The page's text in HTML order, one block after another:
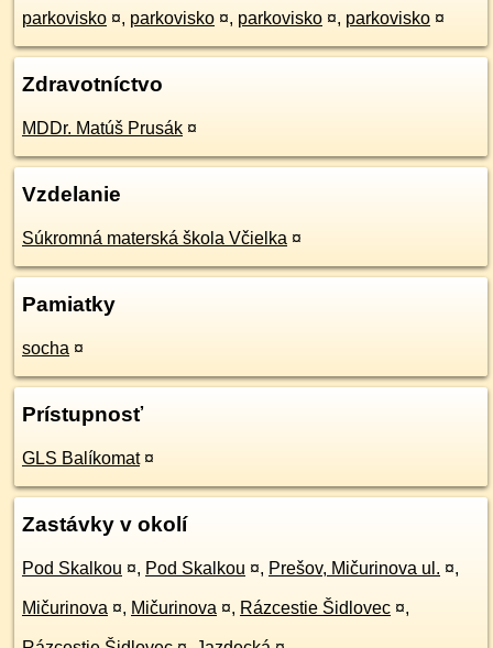
parkovisko ¤, parkovisko ¤, parkovisko ¤, parkovisko ¤
Zdravotníctvo
MDDr. Matúš Prusák ¤
Vzdelanie
Súkromná materská škola Včielka ¤
Pamiatky
socha ¤
Prístupnosť
GLS Balíkomat ¤
Zastávky v okolí
Pod Skalkou ¤, Pod Skalkou ¤, Prešov, Mičurinova ul. ¤,
Mičurinova ¤, Mičurinova ¤, Rázcestie Šidlovec ¤,